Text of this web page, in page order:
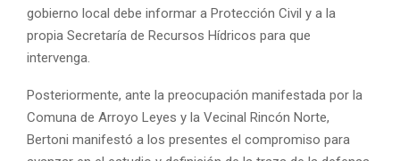
gobierno local debe informar a Protección Civil y a la
propia Secretaría de Recursos Hídricos para que
intervenga.
Posteriormente, ante la preocupación manifestada por la
Comuna de Arroyo Leyes y la Vecinal Rincón Norte,
Bertoni manifestó a los presentes el compromiso para